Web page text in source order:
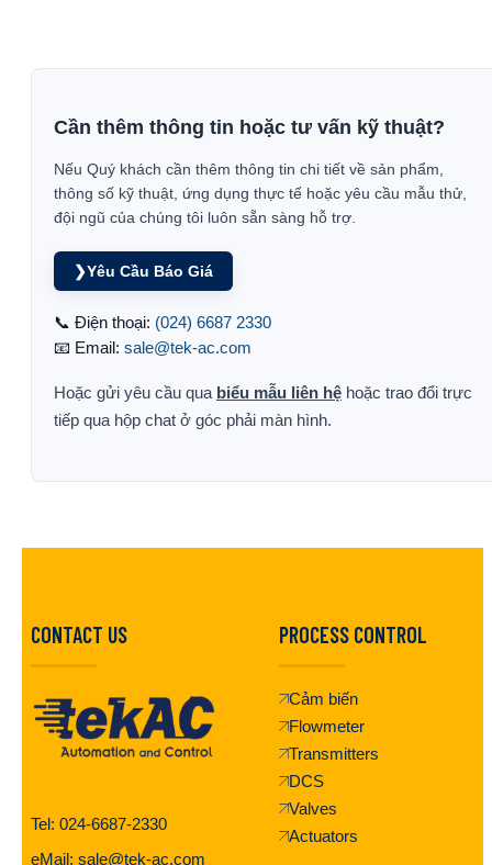
Cần thêm thông tin hoặc tư vấn kỹ thuật?
Nếu Quý khách cần thêm thông tin chi tiết về sản phẩm,
thông số kỹ thuật, ứng dụng thực tế hoặc yêu cầu mẫu thử,
đội ngũ của chúng tôi luôn sẵn sàng hỗ trợ.
❯Yêu Cầu Báo Giá
📞 Điện thoại: (024) 6687 2330
📧 Email: sale@tek-ac.com
Hoặc gửi yêu cầu qua biểu mẫu liên hệ hoặc trao đổi trực
tiếp qua hộp chat ở góc phải màn hình.
CONTACT US
Tel: 024-6687-2330
eMail: sale@tek-ac.com
PROCESS CONTROL
Cảm biến
Flowmeter
Transmitters
DCS
Valves
Actuators